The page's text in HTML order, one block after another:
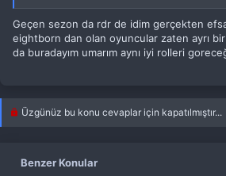
Geçen sezon da rdr de idim gerçekten
eightborn dan olan oyuncular zaten ayrı
da buradayım umarım aynı iyi rolleri
Üzgünüz bu konu cevaplar için kapatılmıştır...
Benzer Konular